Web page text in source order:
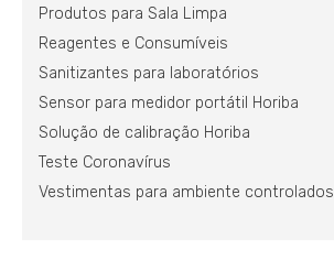
Produtos para Sala Limpa
Reagentes e Consumíveis
Sanitizantes para laboratórios
Sensor para medidor portátil Horiba
Solução de calibração Horiba
Teste Coronavírus
Vestimentas para ambiente controlados